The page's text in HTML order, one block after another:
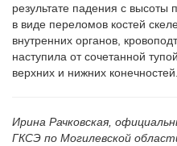
результате падения с высоты
в виде переломов костей
внутренних органов,
наступила от сочетанной
верхних и нижних конечностей.
Ирина Рачковская,
ГКСЭ по Могилевской